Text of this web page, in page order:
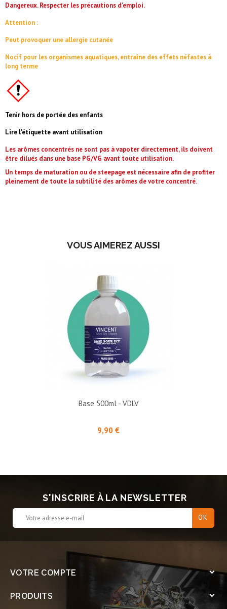
Dangereux. Respecter les précautions d'emploi.
Attention :
Peut provoquer une allergie cutanée
Nocif pour les organismes aquatiques, entraîne des effets néfastes à
long terme
Tenir hors de portée des enfants
Lire l'étiquette avant utilisation
Les arômes concentrés ne sont pas à vapoter directement, ils doivent
être dilués dans une base PG/VG avant toute utilisation.
Un temps de maturation ou de steepage est nécessaire afin de profiter
pleinement de toute la subtilité des arômes de votre concentré.
VOUS AIMEREZ AUSSI
Base 500ml - VDLV
9,90 €
S'INSCRIRE À LA NEWSLETTER
VOTRE COMPTE 
PRODUITS 